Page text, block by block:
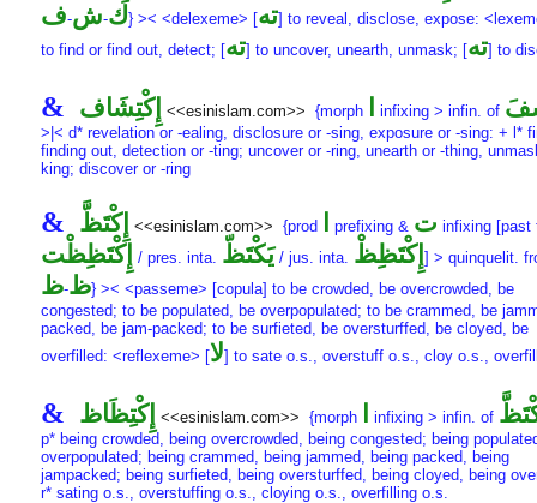
ك-ش-ف } >< <delexeme> [ته] to reveal, disclose, expose:
to find or find out, detect; [ته] to uncover, unearth, unmask; [ته] to
& إِكْتِشَاف <<esinislam.com>> {morph infixing > infin. of
>|< d* revelation or -ealing, disclosure or -sing, exposure or -sing: + l*
finding out, detection or -ting; uncover or -ring, unearth or -thing,
king; discover or -ring
& إِكْتَظَّ <<esinislam.com>> {prod prefixing & ت infixing [past
إِكْتَظِظْت / pres. inta. يَكْتَظّ / jus. inta. إِكْتَظِظْ ] > quinquelit.
ظ-ظ
} >< <passeme> [copula] to be crowded, be overcrowded, be
congested; to be populated, be overpopulated; to be crammed, be
packed, be jam-packed; to be surfieted, be oversturffed, be cloyed, be
overfilled: <reflexeme> [لا] to sate o.s., overstuff o.s., cloy o.s.,
& إِكْتِظَاظ <<esinislam.com>> {morph infixing > infin. of
p* being crowded, being overcrowded, being congested; being
overpopulated; being crammed, being jammed, being packed, being
jampacked; being surfieted, being oversturffed, being cloyed, being
r* sating o.s., overstuffing o.s., cloying o.s., overfilling o.s.